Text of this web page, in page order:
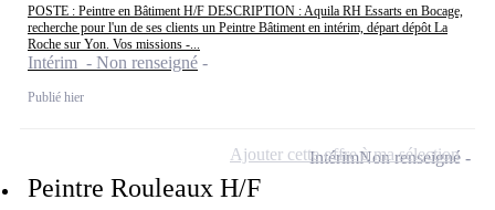
POSTE : Peintre en Bâtiment H/F DESCRIPTION : Aquila RH Essarts en Bocage,
recherche pour l'un de ses clients un Peintre Bâtiment en intérim, départ dépôt La
Roche sur Yon. Vos missions -...
Intérim - Non renseigné
Publié hier
Peintre Rouleaux H/F
IntérimNon renseigné
Ajouter cette offre à ma sélection